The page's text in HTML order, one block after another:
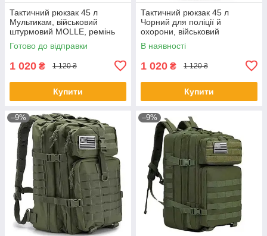
Тактичний рюкзак 45 л
Мультикам, військовий
штурмовий MOLLE, ремінь
фіксації №2
Готово до відправки
1 020 ₴ 1 120 ₴
Купити
Тактичний рюкзак 45 л
Чорний для поліції й
охорони, військовий
штурмовий із системою
MOLLE, ремінь фіксації №2
В наявності
1 020 ₴ 1 120 ₴
Купити
–9% –9%